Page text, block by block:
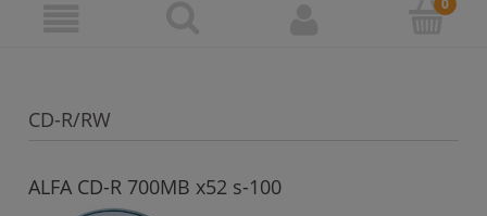
CD-R/RW
ALFA CD-R 700MB x52 s-100